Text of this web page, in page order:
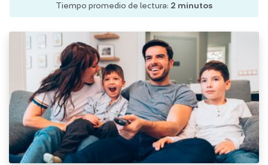
Tiempo promedio de lectura: 2 minutos